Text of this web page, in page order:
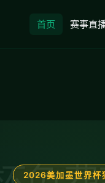
首页 赛事直
2026美加墨世界杯